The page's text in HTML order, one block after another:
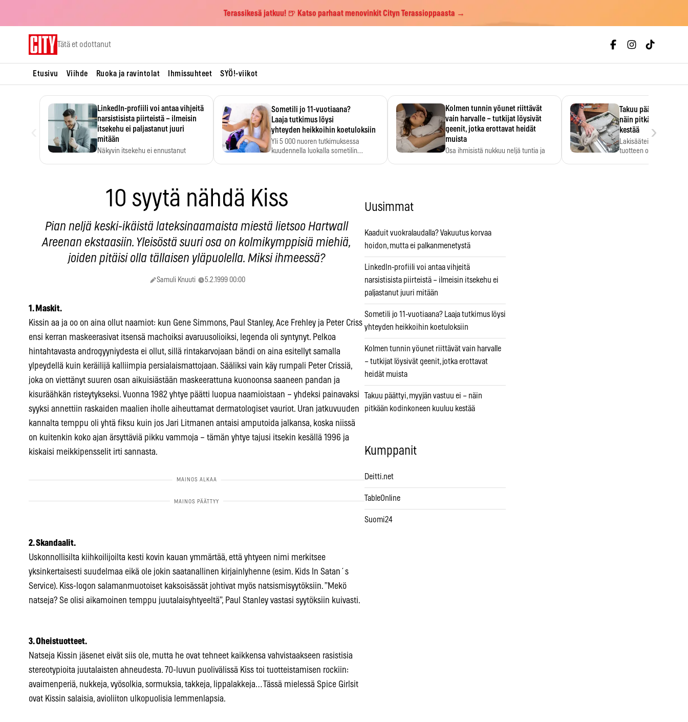
Terassikesä jatkuu! 🍺 Katso parhaat menovinkit Cityn Terassioppaasta →
Tätä et odottanut
Etusivu Viihde Ruoka ja ravintolat Ihmissuhteet SYÖ!-viikot
LinkedIn-profiili voi antaa vihjeitä
narsistisista piirteistä – ilmeisin
itsekehu ei paljastanut juuri
mitään
Näkyvin itsekehu ei ennustanut
Sometili jo 11-vuotiaana?
Laaja tutkimus löysi
yhteyden heikkoihin koetuloksiin
Yli 5 000 nuoren tutkimuksessa
kuudennella luokalla sometilin…
Kolmen tunnin yöunet riittävät
vain harvalle – tutkijat löysivät
geenit, jotka erottavat heidät
muista
Osa ihmisistä nukkuu neljä tuntia ja
Takuu päättyi,
näin pitkään
kestää
Lakisääteinen
tuotteen oletetun
›
10 syytä nähdä Kiss
Pian neljä keski-ikäistä lateksinaamaista miestä lietsoo Hartwall
Areenan ekstaasiin. Yleisöstä suuri osa on kolmikymppisiä miehiä,
joiden pitäisi olla tällaisen yläpuolella. Miksi ihmeessä?
Samuli Knuuti 5.2.1999 00:00
1. Maskit.
Kissin aa ja oo on aina ollut naamiot: kun Gene Simmons, Paul Stanley, Ace Frehley ja Peter Criss
ensi kerran maskeerasivat itsensä machoiksi avaruusolioiksi, legenda oli syntynyt. Pelkoa
hintahtavasta androgyyniydesta ei ollut, sillä rintakarvojaan bändi on aina esitellyt samalla
ylpeydellä kuin keräilijä kalliimpia persialaismattojaan. Sääliksi vain käy rumpali Peter Crissiä,
joka on viettänyt suuren osan aikuisiästään maskeerattuna kuonoonsa saaneen pandan ja
kisuräähkän risteytykseksi. Vuonna 1982 yhtye päätti luopua naamioistaan – yhdeksi painavaksi
syyksi annettiin raskaiden maalien iholle aiheuttamat dermatologiset vauriot. Uran jatkuvuuden
kannalta temppu oli yhtä fiksu kuin jos Jari Litmanen antaisi amputoida jalkansa, koska niissä
on kuitenkin koko ajan ärsyttäviä pikku vammoja – tämän yhtye tajusi itsekin kesällä 1996 ja
kiskaisi meikkipensselit irti sannasta.
2. Skandaalit.
Uskonnollisilta kiihkoilijoilta kesti kovin kauan ymmärtää, että yhtyeen nimi merkitsee
yksinkertaisesti suudelmaa eikä ole jokin saatanallinen kirjainlyhenne (esim. Kids In Satan´s
Service). Kiss-logon salamanmuotoiset kaksoisässät johtivat myös natsismisyytöksiin. ”Mekö
natseja? Se olisi aikamoinen temppu juutalaisyhtyeeltä”, Paul Stanley vastasi syytöksiin kuivasti.
3. Oheistuotteet.
Natseja Kissin jäsenet eivät siis ole, mutta he ovat tehneet kaikkensa vahvistaakseen rasistisia
stereotypioita juutalaisten ahneudesta. 70-luvun puolivälissä Kiss toi tuotteistamisen rockiin:
avaimenperiä, nukkeja, vyösolkia, sormuksia, takkeja, lippalakkeja… Tässä mielessä Spice Girlsit
ovat Kissin salaisia, avioliiton ulkopuolisia lemmenlapsia.
Uusimmat
Kaaduit vuokralaudalla? Vakuutus korvaa
hoidon, mutta ei palkanmenetystä
LinkedIn-profiili voi antaa vihjeitä
narsistisista piirteistä – ilmeisin itsekehu ei
paljastanut juuri mitään
Sometili jo 11-vuotiaana? Laaja tutkimus löysi
yhteyden heikkoihin koetuloksiin
Kolmen tunnin yöunet riittävät vain harvalle
– tutkijat löysivät geenit, jotka erottavat
heidät muista
Takuu päättyi, myyjän vastuu ei – näin
pitkään kodinkoneen kuuluu kestää
Kumppanit
Deitti.net
TableOnline
Suomi24